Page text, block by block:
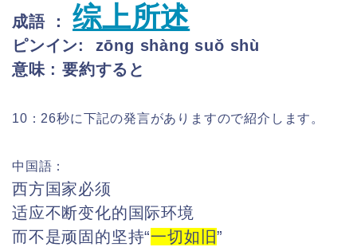
成語 ： 综上所述
ピンイン: zōng shàng suǒ shù
意味 : 要約すると
10：26秒に下記の発言がありますので紹介します。
中国語：
西方国家必须
适应不断变化的国际环境
而不是顽固的坚持“一切如旧”